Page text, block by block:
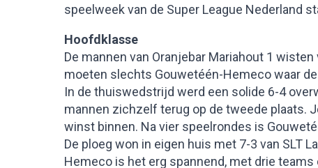
speelweek van de Super League Nederland
Hoofdklasse
De mannen van Oranjebar Mariahout 1
moeten slechts Gouwetéén-Hemeco waar
In de thuiswedstrijd werd een solide 6-4
mannen zichzelf terug op de tweede plaats.
winst binnen. Na vier speelrondes is
De ploeg won in eigen huis met 7-3 van SLT
Hemeco is het erg spannend, met drie